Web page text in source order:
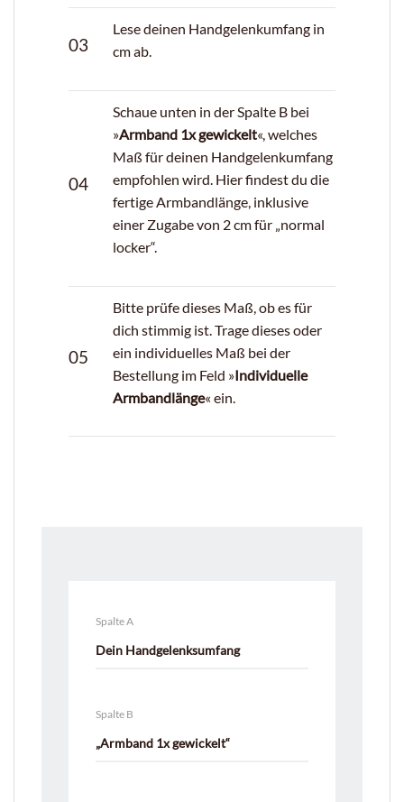
03
Lese deinen Handgelenkumfang in
cm ab.
04
Schaue unten in der Spalte B bei
»Armband 1x gewickelt«, welches
Maß für deinen Handgelenkumfang
empfohlen wird. Hier findest du die
fertige Armbandlänge, inklusive
einer Zugabe von 2 cm für „normal
locker“.
05
Bitte prüfe dieses Maß, ob es für
dich stimmig ist. Trage dieses oder
ein individuelles Maß bei der
Bestellung im Feld »Individuelle
Armbandlänge« ein.
Spalte A
Dein Handgelenksumfang
Spalte B
„Armband 1x gewickelt“